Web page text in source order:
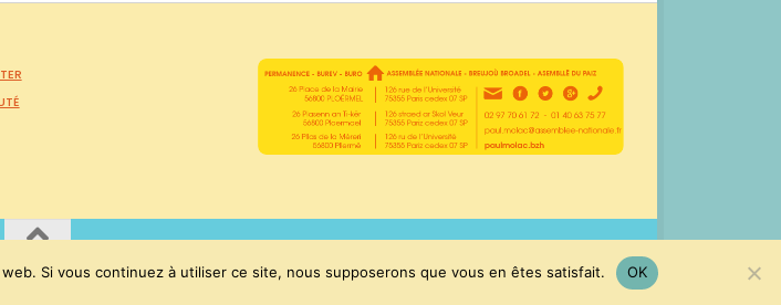
Si vous continuez à utiliser ce site, nous supposerons que vous en êtes satisfait. OK